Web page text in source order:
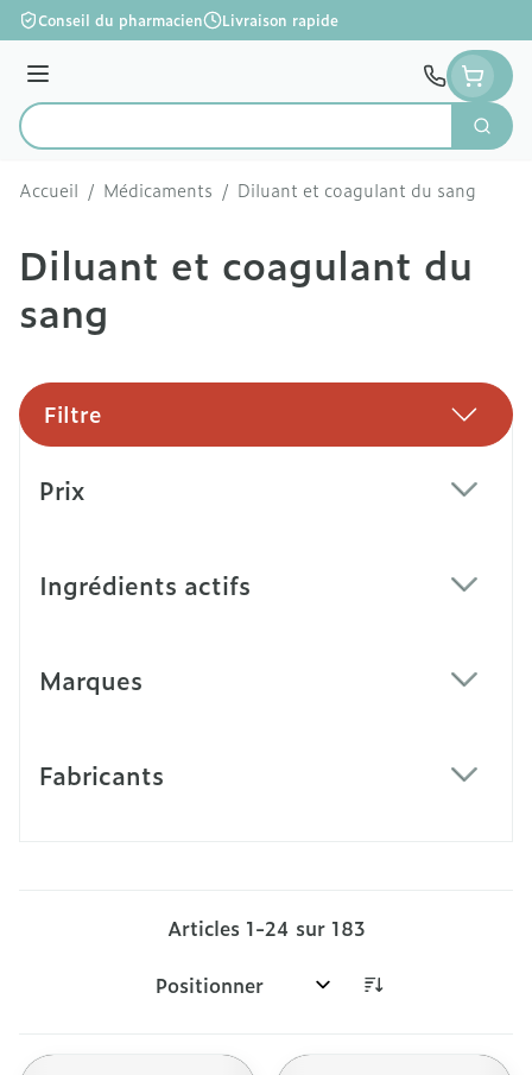
Aller au contenu
Conseil du pharmacien Livraison rapide
Menu
Rechercher
Accueil / Médicaments / Diluant et coagulant du sang
Diluant et coagulant du
sang
Filtre
Prix
Ingrédients actifs
Marques
Fabricants
Articles 1-24 sur 183
Trier par: